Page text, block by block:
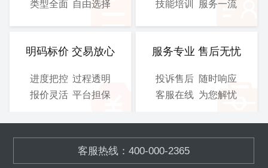
800/工 900/工
总施工图
图、 电气施工图等
3D图
备,OEM加工
提交文件：SOLIDWORKS
类型全面 自由选择
技能培训
服务一流
明码标价 交易放心
进度把控 过程透明
报价灵活 平台担保
服务专业 售后无忧
投诉售后 随时响应
客服在线 为您解忧
客服热线：400-000-2365